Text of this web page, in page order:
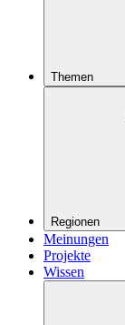
Themen
Regionen
Meinungen
Projekte
Wissen